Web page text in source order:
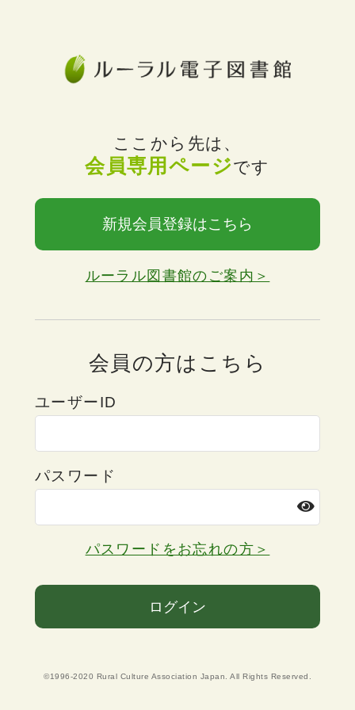
ここから先は、
会員専用ページです
新規会員登録はこちら
ルーラル図書館のご案内＞
会員の方はこちら
ユーザーID
パスワード
パスワードをお忘れの方＞
ログイン
©1996-2020 Rural Culture Association Japan. All Rights Reserved.